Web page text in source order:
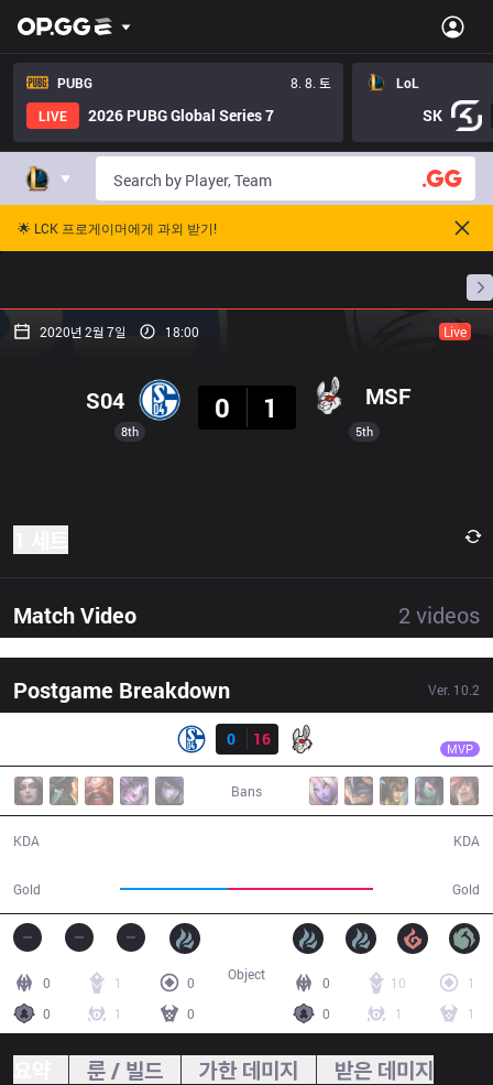
PUBG
8. 8. 토
LIVE
2026 PUBG Global Series 7
LoL
SK
🌟 LCK 프로게이머에게 과외 받기!
프로빌
2020년 2월 7일 18:00 Live
8th
S04
0
1 MSF
5th
Match Video 2 videos
Postgame Breakdown Ver. 10.2
0
16 MVP
Bans
KDA
Gold Gold
KDA
0 1
0
0
1 0
0 10
1
0
1 1
Object
룬 / 빌드 가한 데미지 받은 데미지